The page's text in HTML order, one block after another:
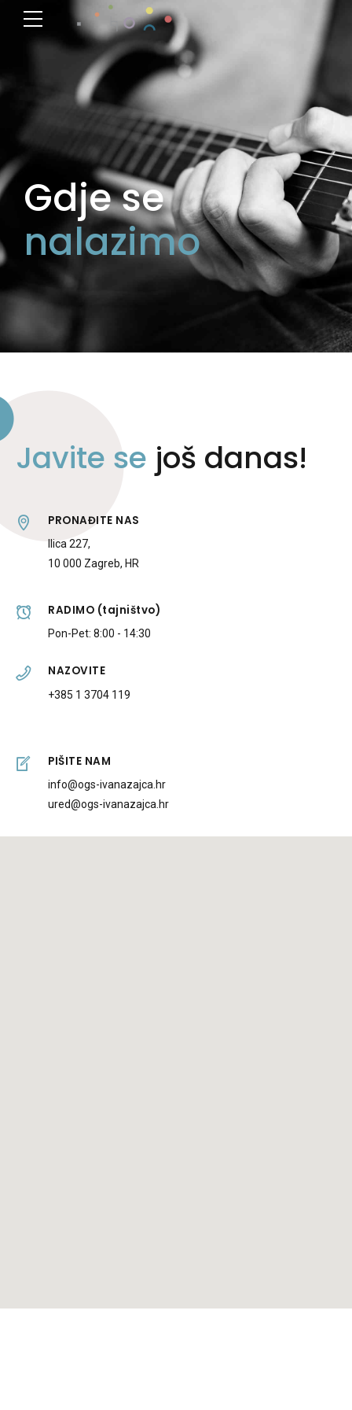
Gdje se
nalazimo
Javite se još danas!
PRONAĐITE NAS
Ilica 227,
10 000 Zagreb, HR
RADIMO (tajništvo)
Pon-Pet: 8:00 - 14:30
NAZOVITE
+385 1 3704 119
PIŠITE NAM
info@ogs-ivanazajca.hr
ured@ogs-ivanazajca.hr